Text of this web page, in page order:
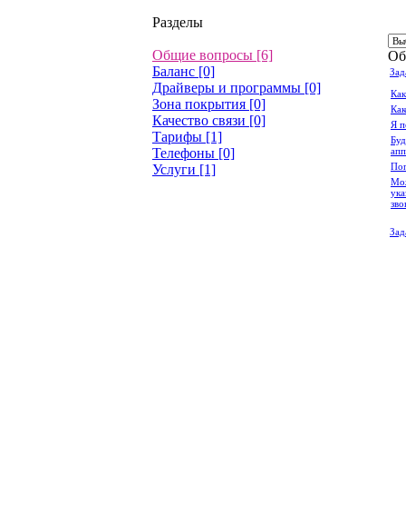
Разделы
Общие вопросы [6]
Баланс [0]
Драйверы и программы [0]
Зона покрытия [0]
Качество связи [0]
Тарифы [1]
Телефоны [0]
Услуги [1]
Я